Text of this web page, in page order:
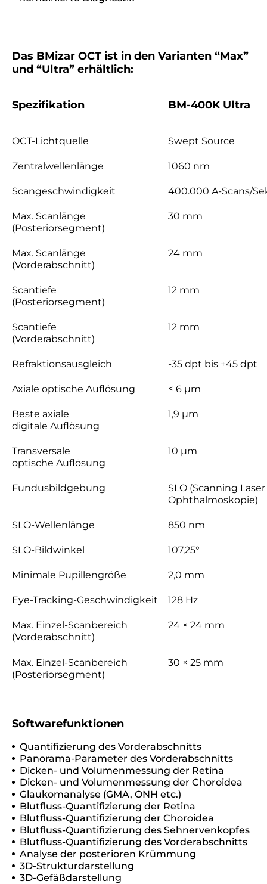
Das BMizar OCT ist in den Varianten “Max”
und “Ultra” erhältlich:
Spezifikation BM-400K Ultra
OCT-Lichtquelle Swept Source
Zentralwellenlänge 1060 nm
Scangeschwindigkeit 400.000 A-Scans/
Max. Scanlänge
(Posteriorsegment)
30 mm
Max. Scanlänge
(Vorderabschnitt)
24 mm
Scantiefe
(Posteriorsegment)
12 mm
Scantiefe
(Vorderabschnitt)
12 mm
Refraktionsausgleich -35 dpt bis +45 dpt
Axiale optische Auflösung ≤ 6 µm
Beste axiale
digitale Auflösung
1,9 µm
Transversale
optische Auflösung
10 µm
Fundusbildgebung
SLO (Scanning Laser
Ophthalmoskopie)
SLO-Wellenlänge 850 nm
SLO-Bildwinkel 107,25°
Minimale Pupillengröße 2,0 mm
Eye-Tracking-Geschwindigkeit 128 Hz
Max. Einzel-Scanbereich
(Vorderabschnitt)
24 × 24 mm
Max. Einzel-Scanbereich
(Posteriorsegment)
30 × 25 mm
Softwarefunktionen
Quantifizierung des Vorderabschnitts
Panorama-Parameter des Vorderabschnitts
Dicken- und Volumenmessung der Retina
Dicken- und Volumenmessung der Choroidea
Glaukomanalyse (GMA, ONH etc.)
Blutfluss-Quantifizierung der Retina
Blutfluss-Quantifizierung der Choroidea
Blutfluss-Quantifizierung des Sehnervenkopfes
Blutfluss-Quantifizierung des Vorderabschnitts
Analyse der posterioren Krümmung
3D-Strukturdarstellung
3D-Gefäßdarstellung